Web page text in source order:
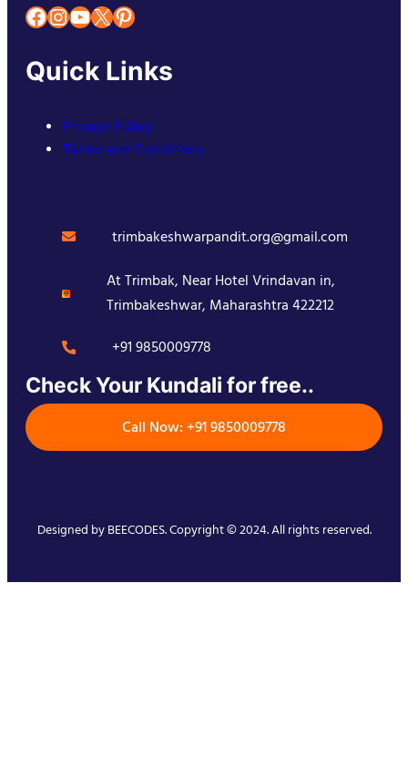
Facebook InstagramYouTube X Pinterest
Quick Links
Privacy Policy
Terms and Conditions
trimbakeshwarpandit.org@gmail.com
At Trimbak, Near Hotel Vrindavan in,
Trimbakeshwar, Maharashtra 422212
+91 9850009778
Check Your Kundali for free..
Call Now: +91 9850009778
Designed byBEECODES. Copyright © 2024. All rights reserved.